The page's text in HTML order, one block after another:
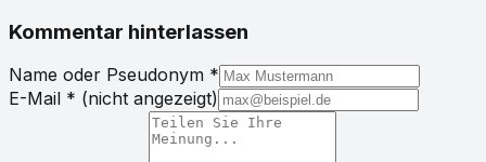
Kommentar hinterlassen
Name oder Pseudonym *
E-Mail * (nicht angezeigt)